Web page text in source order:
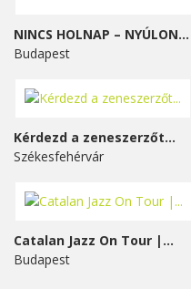
NINCS HOLNAP – NYÚLON...
Budapest
Kérdezd a zeneszerzőt...
Székesfehérvár
Catalan Jazz On Tour |...
Budapest